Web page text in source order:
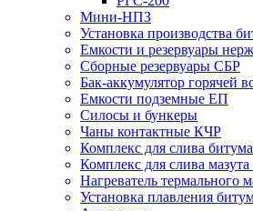
Мини-НПЗ
Установка производства
Емкости и резервуары
Сборные резервуары СБР
Бак-аккумулятор горячей
Емкости подземные ЕП
Силосы и бункеры
Чаны контактные КЧР
Комплекс для слива
Комплекс для слива
Нагреватель термального
Установка плавления